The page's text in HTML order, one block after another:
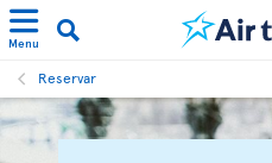
Menu
Reservar